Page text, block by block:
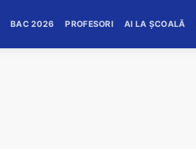
BAC 2026 PROFESORI AI LA ȘCOALĂ